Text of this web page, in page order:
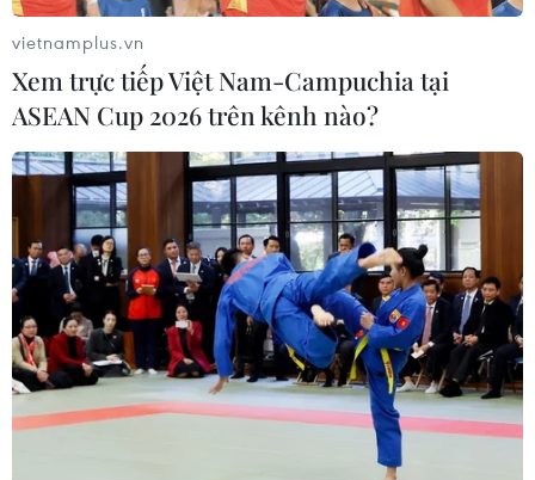
vietnamplus.vn
Xem trực tiếp Việt Nam-Campuchia tại
ASEAN Cup 2026 trên kênh nào?